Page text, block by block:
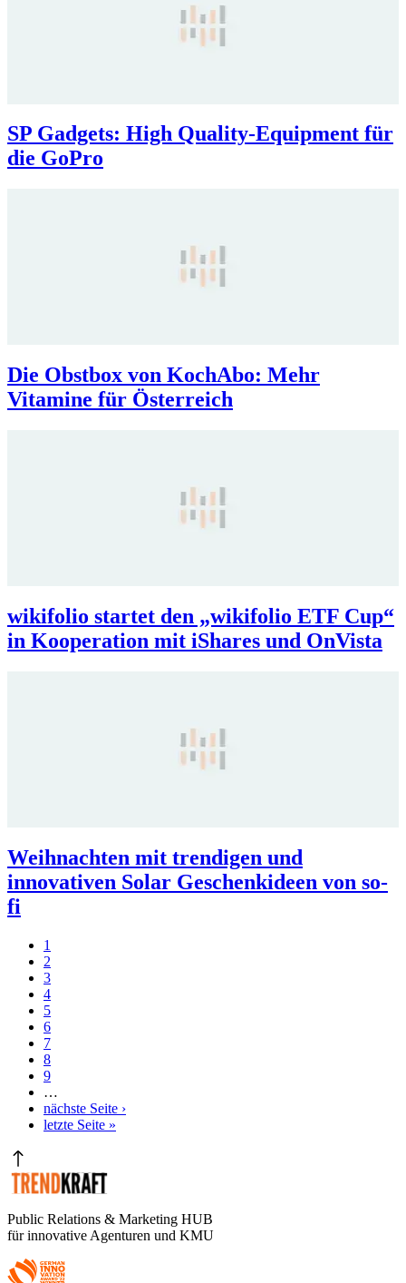
SP Gadgets: High Quality-Equipment für
die GoPro
Die Obstbox von KochAbo: Mehr
Vitamine für Österreich
wikifolio startet den „wikifolio ETF Cup“
in Kooperation mit iShares und OnVista
Weihnachten mit trendigen und
innovativen Solar Geschenkideen von so-
fi
Seitennummerierung
Aktuelle
Seite
1
Seite
2
Seite
3
Seite
4
Seite
5
Seite
6
Seite
7
Seite
8
Seite
9
…
Nächste
Seite
nächste Seite ›
Letzte
letzte Seite »
Public Relations & Marketing HUB
für innovative Agenturen und KMU